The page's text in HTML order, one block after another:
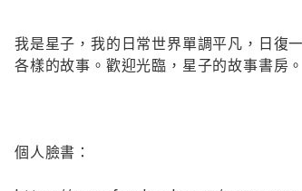
我是星子，我的日常世界單調平凡，日復
各樣的故事。歡迎光臨，星子的故事書房。
個人臉書：